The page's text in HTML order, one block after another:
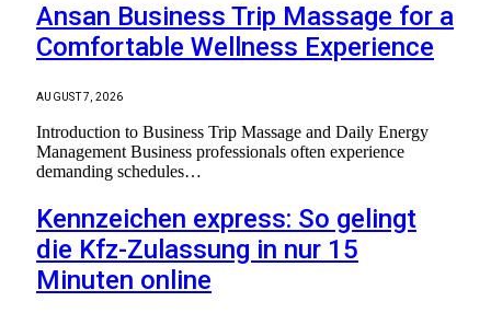
Ansan Business Trip Massage for a
Comfortable Wellness Experience
AUGUST 7, 2026
Introduction to Business Trip Massage and Daily Energy
Management Business professionals often experience
demanding schedules…
Kennzeichen express: So gelingt
die Kfz-Zulassung in nur 15
Minuten online